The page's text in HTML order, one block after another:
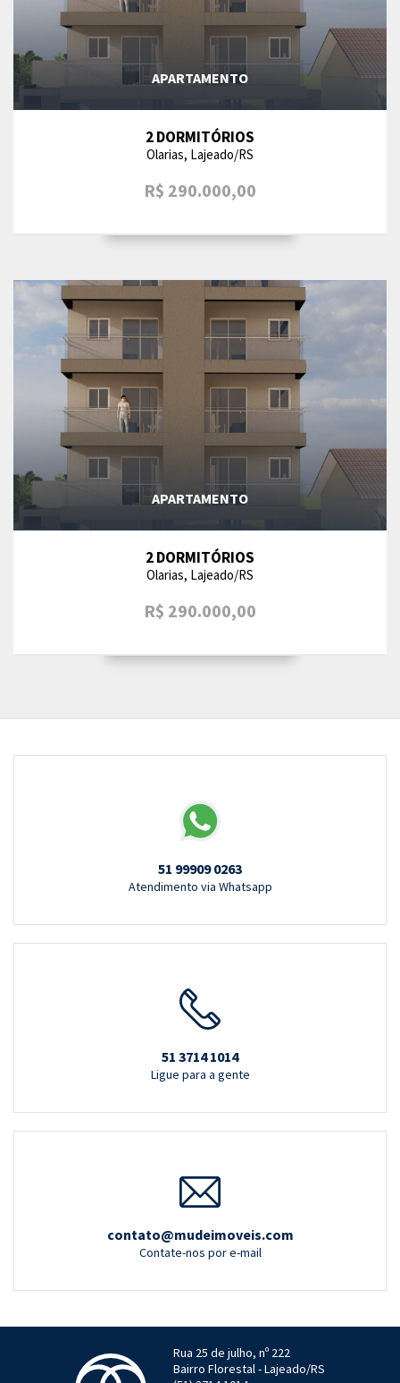
APARTAMENTO
2 DORMITÓRIOS
Olarias, Lajeado/RS
R$ 290.000,00
APARTAMENTO
2 DORMITÓRIOS
Olarias, Lajeado/RS
R$ 290.000,00
51 99909 0263
Atendimento via Whatsapp
51 3714 1014
Ligue para a gente
contato@mudeimoveis.com
Contate-nos por e-mail
Rua 25 de julho, nº 222
Bairro Florestal - Lajeado/RS